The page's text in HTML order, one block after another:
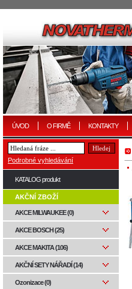
ÚVOD O FIRMĚ KONTAKTY
Podrobné vyhledávání
KATALOG produkt
AKČNÍ ZBOŽÍ
AKCE MILWAUKEE (0)
AKCE BOSCH (25)
AKCE MAKITA (106)
AKČNÍ SETY NÁŘADÍ (14)
Ozonizace (0)